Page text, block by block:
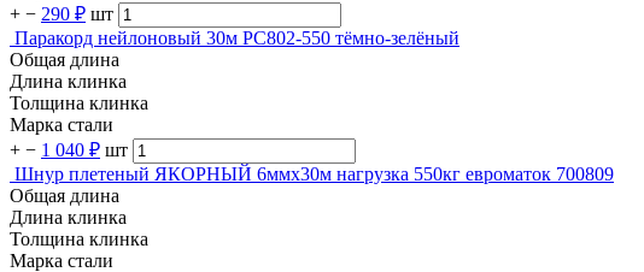
+ − 290 ₽ шт
Паракорд нейлоновый 30м PC802-550 тёмно-зелёный
Общая длина
Длина клинка
Толщина клинка
Марка стали
+ − 1 040 ₽ шт
Шнур плетеный ЯКОРНЫЙ 6ммх30м нагрузка 550кг евроматок 700809
Общая длина
Длина клинка
Толщина клинка
Марка стали